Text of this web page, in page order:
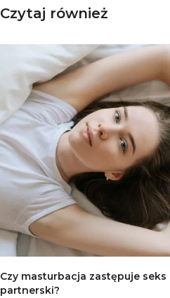
Czytaj również
Czy masturbacja zastępuje seks
partnerski?